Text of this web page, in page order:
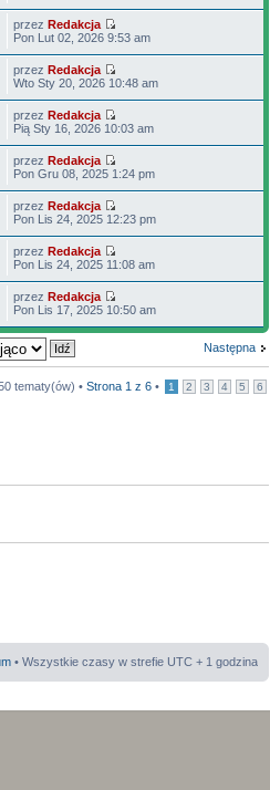
przez Redakcja
Pon Lut 02, 2026 9:53 am
przez Redakcja
Wto Sty 20, 2026 10:48 am
przez Redakcja
Pią Sty 16, 2026 10:03 am
przez Redakcja
Pon Gru 08, 2025 1:24 pm
przez Redakcja
Pon Lis 24, 2025 12:23 pm
przez Redakcja
Pon Lis 24, 2025 11:08 am
przez Redakcja
Pon Lis 17, 2025 10:50 am
Następna
tematy(ów) • Strona 1 z 6 • 1 2 3 4 5 6
• Wszystkie czasy w strefie UTC + 1 godzina